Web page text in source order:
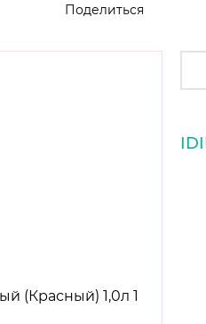
Поделиться